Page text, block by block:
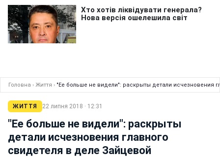
Головна › Життя › "Ее больше не видели": раскрыты детали исчезновения
ЖИТТЯ 22 липня 2018 · 12:31
"Ее больше не видели": раскрыты
детали исчезновения главного
свидетеля в деле Зайцевой